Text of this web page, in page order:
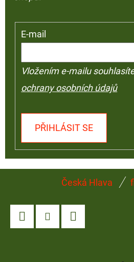
E-mail
Vložením e-mailu
ochrany osobních údajů
PŘIHLÁSIT SE
Česká Hlava